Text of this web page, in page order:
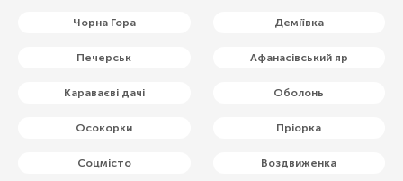
Чорна Гора Деміївка
Печерськ Афанасівський яр
Караваєві дачі Оболонь
Осокорки Пріорка
Соцмісто Воздвиженка